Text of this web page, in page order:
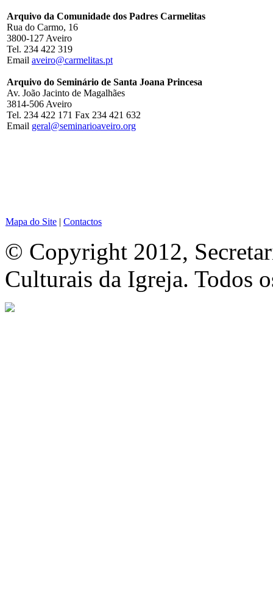
Arquivo da Comunidade dos Padres Carmelitas
Rua do Carmo, 16
3800-127 Aveiro
Tel. 234 422 319
Email aveiro@carmelitas.pt
Arquivo do Seminário de Santa Joana Princesa
Av. João Jacinto de Magalhães
3814-506 Aveiro
Tel. 234 422 171 Fax 234 421 632
Email geral@seminarioaveiro.org
Mapa do Site | Contactos
© Copyright 2012,
Culturais da Igreja. Todos